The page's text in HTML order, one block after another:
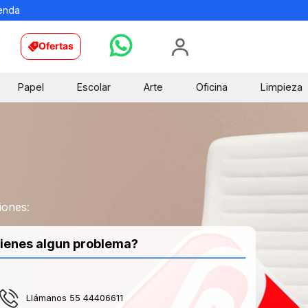
Ofertas
Papel Escolar Arte Oficina Limpieza
algun problema?
Llámanos 55 44406611